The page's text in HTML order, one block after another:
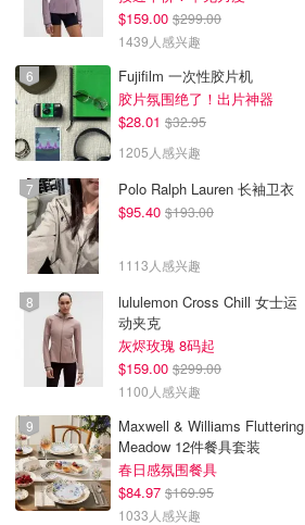
$159.00 $299.00
1439人感兴趣
Fujifilm 一次性胶片机
胶片氛围绝了！出片神器
$28.01 $32.95
1205人感兴趣
Polo Ralph Lauren 长袖卫衣
$95.40 $193.00
1113人感兴趣
lululemon Cross Chill 女士运
动夹克
灰烬玫瑰 8码起
$159.00 $299.00
1100人感兴趣
Maxwell & Williams Fluttering
Meadow 12件餐具套装
春日感氛围餐具
$84.97 $169.95
1033人感兴趣